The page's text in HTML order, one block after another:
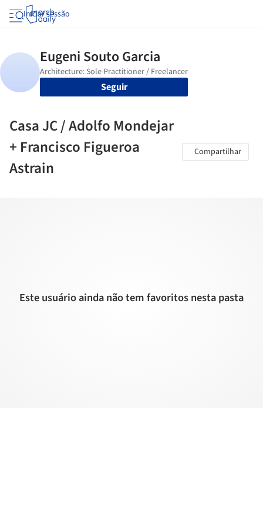
Iniciar sessão
Seguir
Casa JC / Adolfo Mondejar
+ Francisco Figueroa
Astrain
Compartilhar
Este usuário ainda não tem favoritos nesta pasta